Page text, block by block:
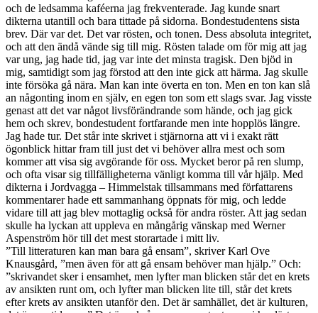
och de ledsamma kaféerna jag frekventerade. Jag kunde snart
dikterna utantill och bara tittade på sidorna. Bondestudentens sista
brev. Där var det. Det var rösten, och tonen. Dess absoluta integritet,
och att den ändå vände sig till mig. Rösten talade om för mig att jag
var ung, jag hade tid, jag var inte det minsta tragisk. Den bjöd in
mig, samtidigt som jag förstod att den inte gick att härma. Jag skulle
inte försöka gå nära. Man kan inte överta en ton. Men en ton kan slå
an någonting inom en själv, en egen ton som ett slags svar. Jag visste
genast att det var något livsförändrande som hände, och jag gick
hem och skrev, bondestudent fortfarande men inte hopplös längre.
Jag hade tur. Det står inte skrivet i stjärnorna att vi i exakt rätt
ögonblick hittar fram till just det vi behöver allra mest och som
kommer att visa sig avgörande för oss. Mycket beror på ren slump,
och ofta visar sig tillfälligheterna vänligt komma till vår hjälp. Med
dikterna i Jordvagga – Himmelstak tillsammans med författarens
kommentarer hade ett sammanhang öppnats för mig, och ledde
vidare till att jag blev mottaglig också för andra röster. Att jag sedan
skulle ha lyckan att uppleva en mångårig vänskap med Werner
Aspenström hör till det mest storartade i mitt liv.
”Till litteraturen kan man bara gå ensam”, skriver Karl Ove
Knausgård, ”men även för att gå ensam behöver man hjälp.” Och:
”skrivandet sker i ensamhet, men lyfter man blicken står det en krets
av ansikten runt om, och lyfter man blicken lite till, står det krets
efter krets av ansikten utanför den. Det är samhället, det är kulturen,